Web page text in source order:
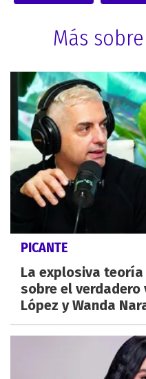
Más
PICANTE
La explosiva
sobre el verdadero
López y Wanda